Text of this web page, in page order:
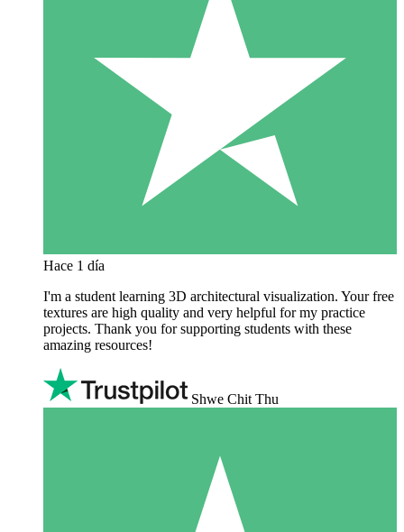
Hace 1 día
I'm a student learning 3D architectural visualization. Your free
textures are high quality and very helpful for my practice
projects. Thank you for supporting students with these
amazing resources!
Shwe Chit Thu